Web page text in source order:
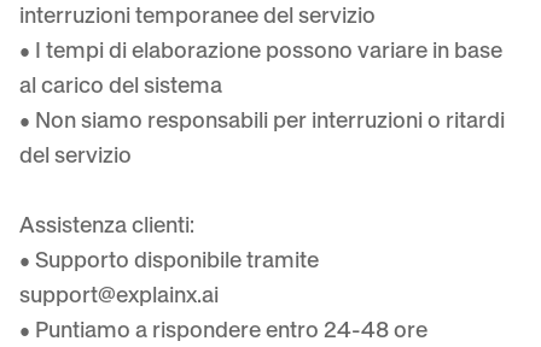
interruzioni temporanee del servizio
• I tempi di elaborazione possono variare in base
al carico del sistema
• Non siamo responsabili per interruzioni o ritardi
del servizio
Assistenza clienti:
• Supporto disponibile tramite
support@explainx.ai
• Puntiamo a rispondere entro 24-48 ore